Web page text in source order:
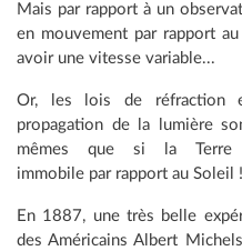
Mais par rapport à un
en mouvement par rapport
avoir une vitesse variable...
Or, les lois de réfraction
propagation de la lumière
mêmes que si la Terre
immobile par rapport au Soleil !
En 1887, une très belle
des Américains Albert